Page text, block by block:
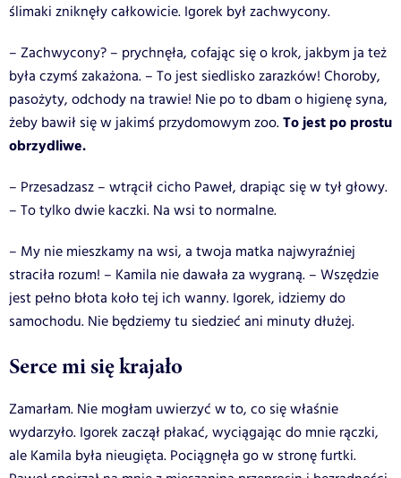
ślimaki zniknęły całkowicie. Igorek był zachwycony.
– Zachwycony? – prychnęła, cofając się o krok, jakbym ja też
była czymś zakażona. – To jest siedlisko zarazków! Choroby,
pasożyty, odchody na trawie! Nie po to dbam o higienę syna,
żeby bawił się w jakimś przydomowym zoo.To jest po prostu
obrzydliwe.
– Przesadzasz – wtrącił cicho Paweł, drapiąc się w tył głowy.
– To tylko dwie kaczki. Na wsi to normalne.
– My nie mieszkamy na wsi, a twoja matka najwyraźniej
straciła rozum! – Kamila nie dawała za wygraną. – Wszędzie
jest pełno błota koło tej ich wanny. Igorek, idziemy do
samochodu. Nie będziemy tu siedzieć ani minuty dłużej.
Serce mi się krajało
Zamarłam. Nie mogłam uwierzyć w to, co się właśnie
wydarzyło. Igorek zaczął płakać, wyciągając do mnie rączki,
ale Kamila była nieugięta. Pociągnęła go w stronę furtki.